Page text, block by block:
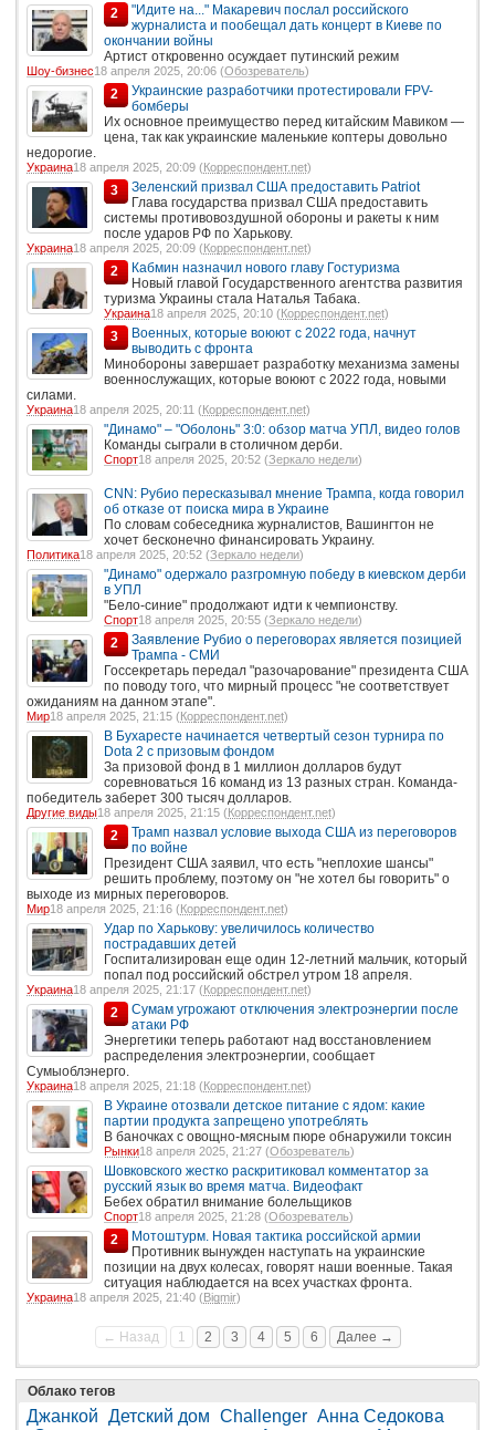
2
"Идите на..." Макаревич послал российского
журналиста и пообещал дать концерт в Киеве по
окончании войны
Артист откровенно осуждает путинский режим
Шоу-бизнес18 апреля 2025, 20:06 (Обозреватель)
2
Украинские разработчики протестировали FPV-
бомберы
Их основное преимущество перед китайским Мавиком —
цена, так как украинские маленькие коптеры довольно
недорогие.
Украина18 апреля 2025, 20:09 (Корреспондент.net)
3
Зеленский призвал США предоставить Patriot
Глава государства призвал США предоставить
системы противовоздушной обороны и ракеты к ним
после ударов РФ по Харькову.
Украина18 апреля 2025, 20:09 (Корреспондент.net)
2
Кабмин назначил нового главу Гостуризма
Новый главой Государственного агентства развития
туризма Украины стала Наталья Табака.
Украина18 апреля 2025, 20:10 (Корреспондент.net)
3
Военных, которые воюют с 2022 года, начнут
выводить с фронта
Минобороны завершает разработку механизма замены
военнослужащих, которые воюют с 2022 года, новыми
силами.
Украина18 апреля 2025, 20:11 (Корреспондент.net)
"Динамо" – "Оболонь" 3:0: обзор матча УПЛ, видео голов
Команды сыграли в столичном дерби.
Спорт18 апреля 2025, 20:52 (Зеркало недели)
CNN: Рубио пересказывал мнение Трампа, когда говорил
об отказе от поиска мира в Украине
По словам собеседника журналистов, Вашингтон не
хочет бесконечно финансировать Украину.
Политика18 апреля 2025, 20:52 (Зеркало недели)
"Динамо" одержало разгромную победу в киевском дерби
в УПЛ
"Бело-синие" продолжают идти к чемпионству.
Спорт18 апреля 2025, 20:55 (Зеркало недели)
2
Заявление Рубио о переговорах является позицией
Трампа - СМИ
Госсекретарь передал "разочарование" президента США
по поводу того, что мирный процесс "не соответствует
ожиданиям на данном этапе".
Мир18 апреля 2025, 21:15 ( Корреспондент.net)
В Бухаресте начинается четвертый сезон турнира по
Dota 2 с призовым фондом
За призовой фонд в 1 миллион долларов будут
соревноваться 16 команд из 13 разных стран. Команда-
победитель заберет 300 тысяч долларов.
Другие виды18 апреля 2025, 21:15 ( Корреспондент.net)
2
Трамп назвал условие выхода США из переговоров
по войне
Президент США заявил, что есть "неплохие шансы"
решить проблему, поэтому он "не хотел бы говорить" о
выходе из мирных переговоров.
Мир18 апреля 2025, 21:16 ( Корреспондент.net)
Удар по Харькову: увеличилось количество
пострадавших детей
Госпитализирован еще один 12-летний мальчик, который
попал под российский обстрел утром 18 апреля.
Украина18 апреля 2025, 21:17 ( Корреспондент.net)
2
Сумам угрожают отключения электроэнергии после
атаки РФ
Энергетики теперь работают над восстановлением
распределения электроэнергии, сообщает
Сумыоблэнерго.
Украина18 апреля 2025, 21:18 ( Корреспондент.net)
В Украине отозвали детское питание с ядом: какие
партии продукта запрещено употреблять
В баночках с овощно-мясным пюре обнаружили токсин
Рынки18 апреля 2025, 21:27 (Обозреватель)
Шовковского жестко раскритиковал комментатор за
русский язык во время матча. Видеофакт
Бебех обратил внимание болельщиков
Спорт18 апреля 2025, 21:28 (Обозреватель)
2
Мотоштурм. Новая тактика российской армии
Противник вынужден наступать на украинские
позиции на двух колесах, говорят наши военные. Такая
ситуация наблюдается на всех участках фронта.
Украина18 апреля 2025, 21:40 ( Bigmir)
← Назад 1 2 3 4 5 6 Далее →
Облако тегов
Джанкой Детский дом Challenger Анна Седокова